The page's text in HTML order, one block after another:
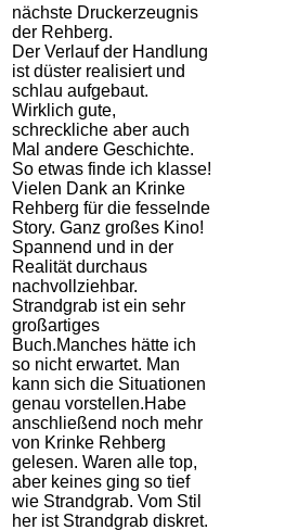
nächste Druckerzeugnis
der Rehberg.
Der Verlauf der Handlung
ist düster realisiert und
schlau aufgebaut.
Wirklich gute,
schreckliche aber auch
Mal andere Geschichte.
So etwas finde ich klasse!
Vielen Dank an Krinke
Rehberg für die fesselnde
Story. Ganz großes Kino!
Spannend und in der
Realität durchaus
nachvollziehbar.
Strandgrab ist ein sehr
großartiges
Buch.Manches hätte ich
so nicht erwartet. Man
kann sich die Situationen
genau vorstellen.Habe
anschließend noch mehr
von Krinke Rehberg
gelesen. Waren alle top,
aber keines ging so tief
wie Strandgrab. Vom Stil
her ist Strandgrab diskret.